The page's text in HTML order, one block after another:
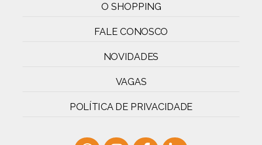
O SHOPPING
FALE CONOSCO
NOVIDADES
VAGAS
POLÍTICA DE PRIVACIDADE